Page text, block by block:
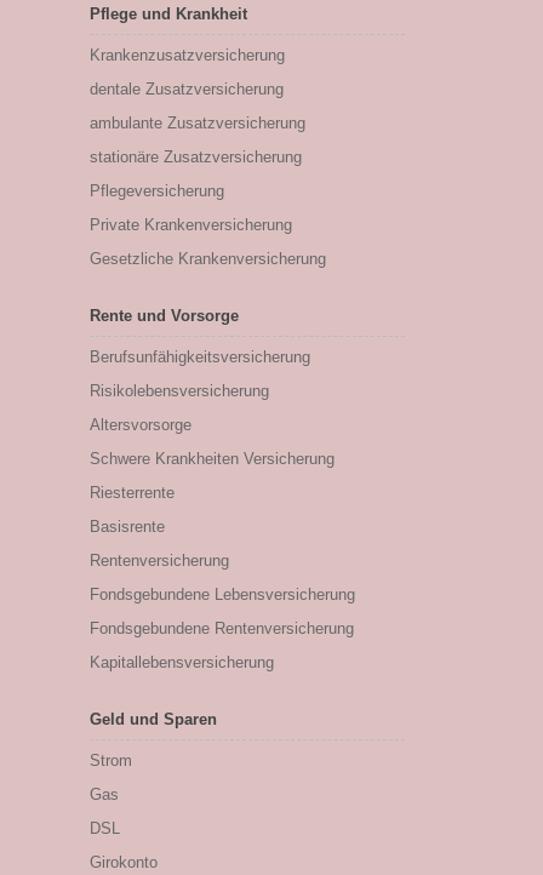
Pflege und Krankheit
Krankenzusatzversicherung
dentale Zusatzversicherung
ambulante Zusatzversicherung
stationäre Zusatzversicherung
Pflegeversicherung
Private Krankenversicherung
Gesetzliche Krankenversicherung
Rente und Vorsorge
Berufs­unfähigkeitsversicherung
Risikolebensversicherung
Altersvorsorge
Schwere Krankheiten Versicherung
Riesterrente
Basisrente
Rentenversicherung
Fondsgebundene Lebensversicherung
Fondsgebundene Rentenversicherung
Kapitallebensversicherung
Geld und Sparen
Strom
Gas
DSL
Girokonto